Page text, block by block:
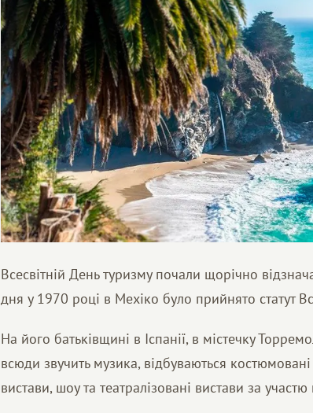
Всесвітній День туризму почали щорічно
дня у 1970 році в Мехіко було прийнято статут
На його батьківщині в Іспанії, в містечку
всюди звучить музика, відбуваються
вистави, шоу та театралізовані вистави за